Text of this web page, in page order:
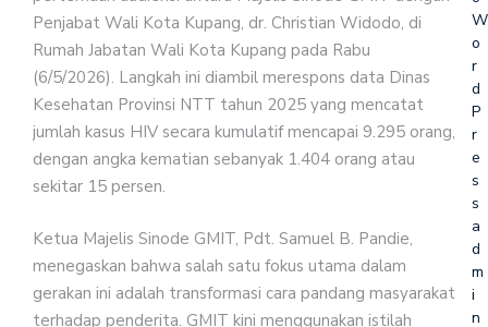
Penjabat Wali Kota Kupang, dr. Christian Widodo, di
Rumah Jabatan Wali Kota Kupang pada Rabu
(6/5/2026). Langkah ini diambil merespons data Dinas
Kesehatan Provinsi NTT tahun 2025 yang mencatat
jumlah kasus HIV secara kumulatif mencapai 9.295 orang,
dengan angka kematian sebanyak 1.404 orang atau
sekitar 15 persen.
Ketua Majelis Sinode GMIT, Pdt. Samuel B. Pandie,
menegaskan bahwa salah satu fokus utama dalam
gerakan ini adalah transformasi cara pandang masyarakat
terhadap penderita. GMIT kini menggunakan istilah
W
o
r
d
P
r
e
s
s
a
d
m
i
n